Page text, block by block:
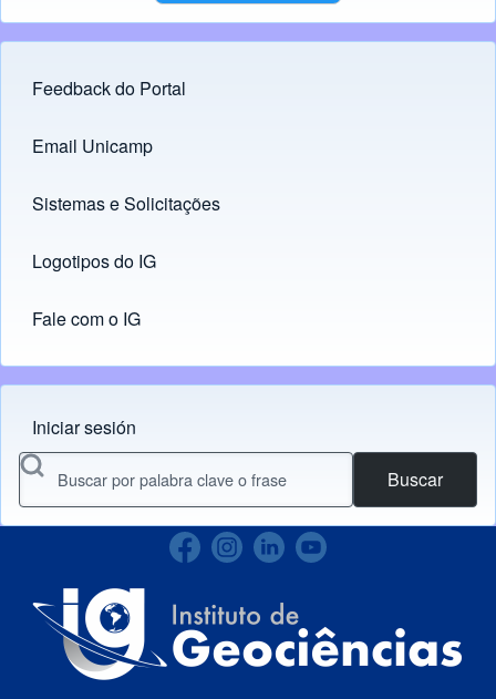
Footer menu
Feedback do Portal
Links
Email Unicamp
(opens in new tab)
Sistemas e Solicitações
(opens in new tab)
Logotipos do IG
(opens in new tab)
Fale com o IG
Menu do usuário
Iniciar sesión
Buscar